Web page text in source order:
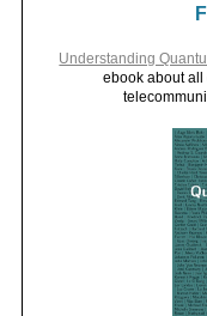
Understanding
ebook about all